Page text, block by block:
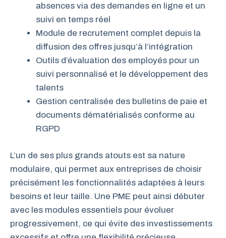
absences via des demandes en ligne et un
suivi en temps réel
Module de recrutement complet depuis la
diffusion des offres jusqu’à l’intégration
Outils d’évaluation des employés pour un
suivi personnalisé et le développement des
talents
Gestion centralisée des bulletins de paie et
documents dématérialisés conforme au
RGPD
L’un de ses plus grands atouts est sa nature
modulaire, qui permet aux entreprises de choisir
précisément les fonctionnalités adaptées à leurs
besoins et leur taille. Une PME peut ainsi débuter
avec les modules essentiels pour évoluer
progressivement, ce qui évite des investissements